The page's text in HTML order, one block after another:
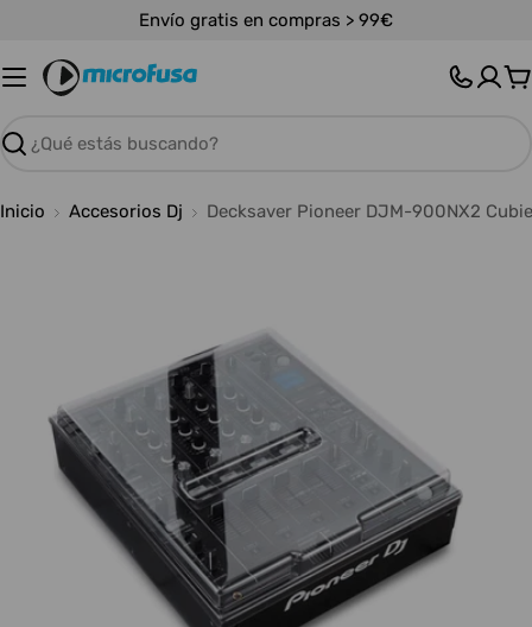
contenido
Envío gratis en compras > 99€
Buscar
Inicio Accesorios Dj Decksaver Pioneer DJM-900NX2
medios 0 en modal